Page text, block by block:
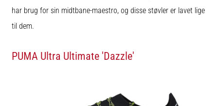
har brug for sin midtbane-maestro, og disse støvler er lavet lige
til dem.
PUMA Ultra Ultimate 'Dazzle'